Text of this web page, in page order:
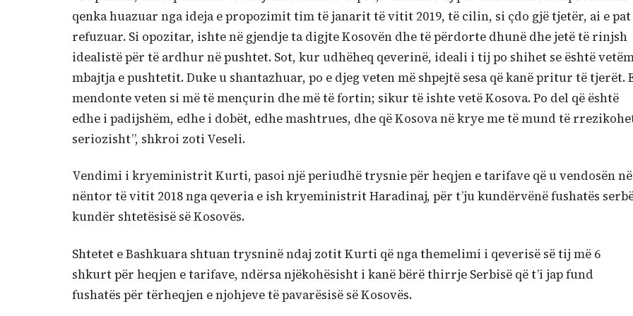
qenka huazuar nga ideja e propozimit tim të janarit të vitit 2019, të cilin, si çdo gjë tjetër, ai e pat
refuzuar. Si opozitar, ishte në gjendje ta digjte Kosovën dhe të përdorte dhunë dhe jetë të rinjsh
idealistë për të ardhur në pushtet. Sot, kur udhëheq qeverinë, ideali i tij po shihet se është
mbajtja e pushtetit. Duke u shantazhuar, po e djeg veten më shpejtë sesa që kanë pritur të tjerët.
mendonte veten si më të mençurin dhe më të fortin; sikur të ishte vetë Kosova. Po del që është
edhe i padijshëm, edhe i dobët, edhe mashtrues, dhe që Kosova në krye me të mund të
seriozisht”, shkroi zoti Veseli.
Vendimi i kryeministrit Kurti, pasoi një periudhë trysnie për heqjen e tarifave që u vendosën në
nëntor të vitit 2018 nga qeveria e ish kryeministrit Haradinaj, për t’ju kundërvënë fushatës
kundër shtetësisë së Kosovës.
Shtetet e Bashkuara shtuan trysninë ndaj zotit Kurti që nga themelimi i qeverisë së tij më 6
shkurt për heqjen e tarifave, ndërsa njëkohësisht i kanë bërë thirrje Serbisë që t’i jap fund
fushatës për tërheqjen e njohjeve të pavarësisë së Kosovës.